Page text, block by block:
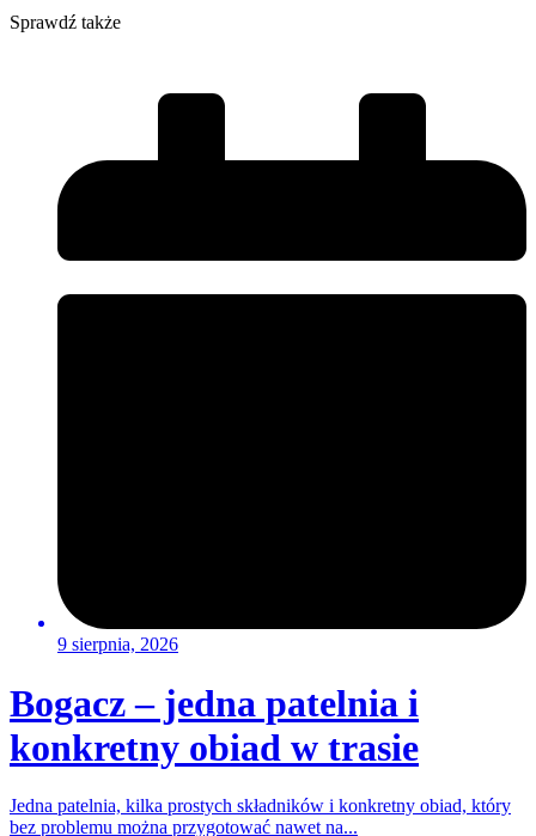
Sprawdź także
9 sierpnia, 2026
Bogacz – jedna patelnia i
konkretny obiad w trasie
Jedna patelnia, kilka prostych składników i konkretny obiad, który
bez problemu można przygotować nawet na...